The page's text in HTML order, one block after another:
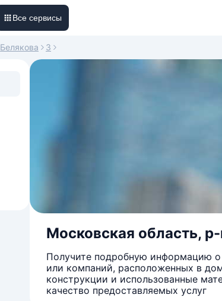
Все сервисы
Белякова 3
Московская область,
Получите подробную информацию о
или компаний, расположенных в
конструкции и использованные
качество предоставляемых услуг